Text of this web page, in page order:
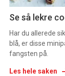
Ukens
vin
Se så lekre
Har du allerede
blå, er disse
fangsten på.
Les hele saken